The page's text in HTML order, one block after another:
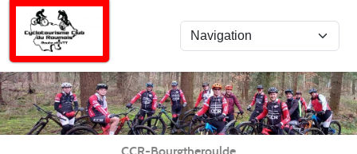
CCR-Bourgtheroulde
Panneau de gestion des cookies